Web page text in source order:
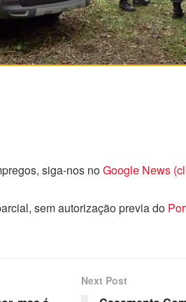
siga-nos noGoogle News
sem autorização previa do
Next Post